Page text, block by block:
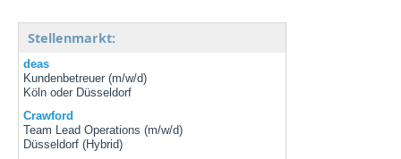
Stellenmarkt:
deas
Kundenbetreuer (m/w/d)
Köln oder Düsseldorf
Crawford
Team Lead Operations (m/w/d)
Düsseldorf (Hybrid)